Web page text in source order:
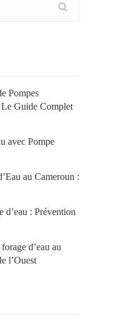
Pompes
Guide Complet
avec Pompe
au Cameroun :
d’eau : Prévention
d’eau au
l’Ouest